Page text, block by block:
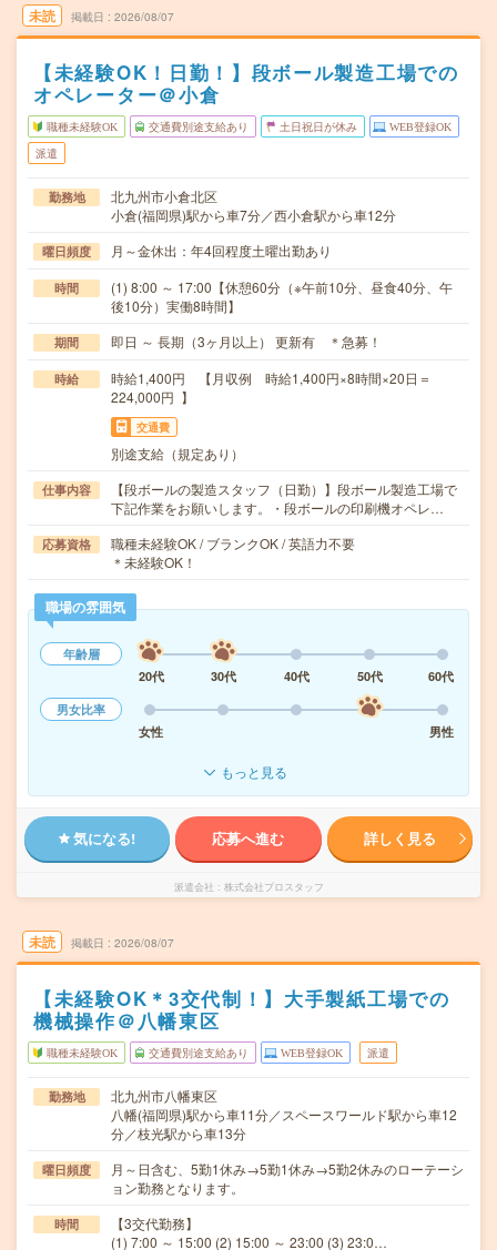
未読 掲載日 2026/08/07
【未経験OK！日勤！】段ボール製造工場での
オペレーター＠小倉
職種未経験OK 交通費別途支給あり 土日祝日が休み WEB登録OK
派遣
勤務地
北九州市小倉北区
小倉(福岡県)駅から車7分／西小倉駅から車12分
曜日頻度 月～金休出：年4回程度土曜出勤あり
時間
(1) 8:00 ～ 17:00【休憩60分（※午前10分、昼食40分、午
後10分）実働8時間】
期間 即日 ～ 長期（3ヶ月以上） 更新有 ＊急募！
時給
時給1,400円 【月収例 時給1,400円×8時間×20日＝
224,000円 】
交通費
別途支給（規定あり）
仕事内容
【段ボールの製造スタッフ（日勤）】段ボール製造工場で
下記作業をお願いします。・段ボールの印刷機オペレ…
応募資格
職種未経験OK / ブランクOK / 英語力不要
＊未経験OK！
職場の雰囲気
年齢層
20代
30代 40代 50代
60代
男女比率
女性
男性
もっと見る
気になる! 応募へ進む 詳しく見る
派遣会社 株式会社プロスタッフ
未読 掲載日 2026/08/07
【未経験OK＊3交代制！】大手製紙工場での
機械操作＠八幡東区
職種未経験OK 交通費別途支給あり WEB登録OK 派遣
勤務地
北九州市八幡東区
八幡(福岡県)駅から車11分／スペースワールド駅から車12
分／枝光駅から車13分
曜日頻度
月～日含む、5勤1休み→5勤1休み→5勤2休みのローテーシ
ョン勤務となります。
時間
【3交代勤務】
(1) 7:00 ～ 15:00 (2) 15:00 ～ 23:00 (3) 23:0…